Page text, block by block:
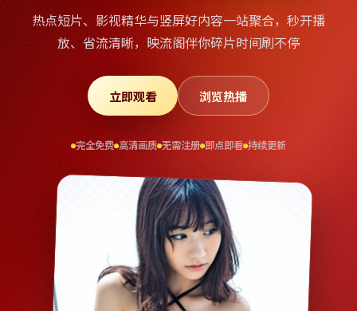
热点短片、影视精华与竖屏好内容一站聚合，秒开播
放、省流清晰， 映流阁伴你碎片时间刷不停
立即观看 浏览热播
完全免费 高清画质 无需注册 即点即看 持续更新